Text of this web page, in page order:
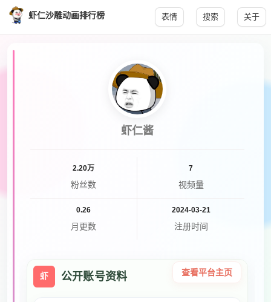
虾仁沙雕动画排行榜 表情 搜索 关于
虾仁酱
2.20万
粉丝数
7
视频量
0.26
月更数
2024-03-21
注册时间
虾 公开账号资料 查看平台主页